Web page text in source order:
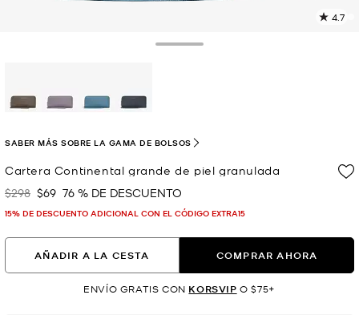
4.7
Cartera Continental grande de piel granulada
Era
$298 Ahora
$69 76 % DE DESCUENTO
15% DE DESCUENTO ADICIONAL CON EL CÓDIGO EXTRA15
SABER MÁS SOBRE LA GAMA DE BOLSOS
AÑADIR A LA CESTA COMPRAR AHORA
ENVÍO GRATIS CON KORSVIP O $75+